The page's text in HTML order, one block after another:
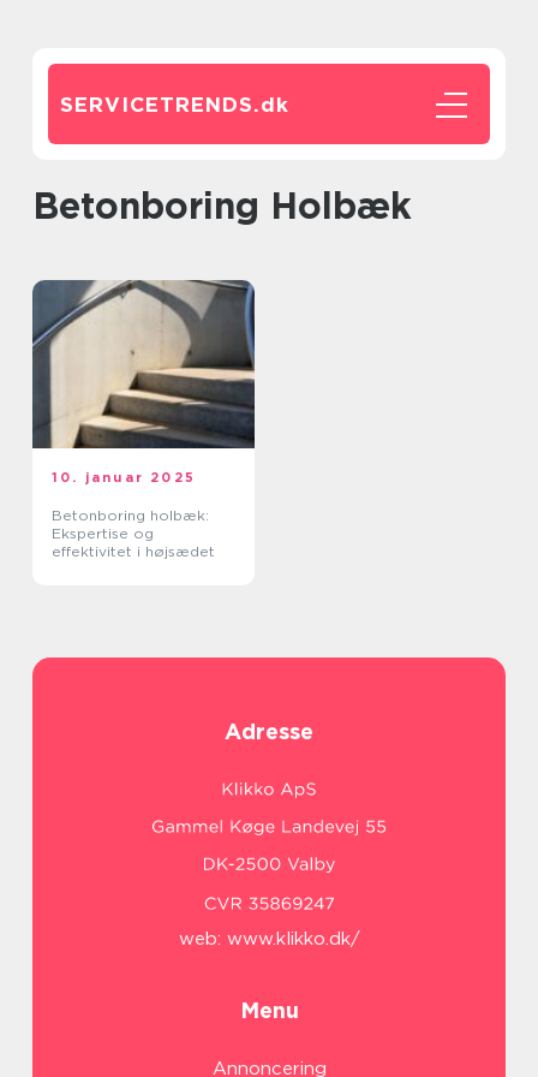
SERVICETRENDS.dk
Betonboring Holbæk
10. januar 2025
Betonboring holbæk:
Ekspertise og
effektivitet i højsædet
Adresse
web: www.klikko.dk/
Menu
Annoncering